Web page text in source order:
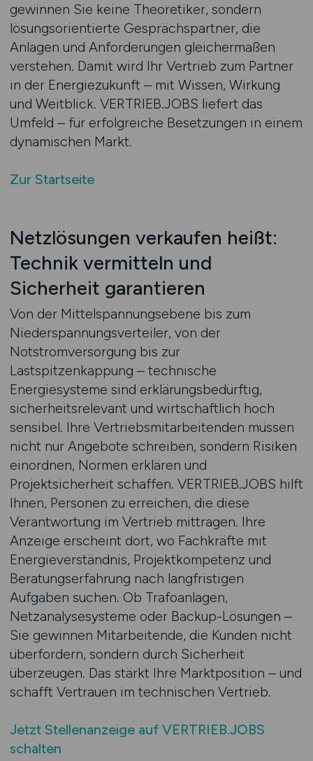
gewinnen Sie keine Theoretiker, sondern
lösungsorientierte Gesprächspartner, die
Anlagen und Anforderungen gleichermaßen
verstehen. Damit wird Ihr Vertrieb zum Partner
in der Energiezukunft – mit Wissen, Wirkung
und Weitblick. VERTRIEB.JOBS liefert das
Umfeld – für erfolgreiche Besetzungen in einem
dynamischen Markt.
Zur Startseite
Netzlösungen verkaufen heißt:
Technik vermitteln und
Sicherheit garantieren
Von der Mittelspannungsebene bis zum
Niederspannungsverteiler, von der
Notstromversorgung bis zur
Lastspitzenkappung – technische
Energiesysteme sind erklärungsbedürftig,
sicherheitsrelevant und wirtschaftlich hoch
sensibel. Ihre Vertriebsmitarbeitenden müssen
nicht nur Angebote schreiben, sondern Risiken
einordnen, Normen erklären und
Projektsicherheit schaffen. VERTRIEB.JOBS hilft
Ihnen, Personen zu erreichen, die diese
Verantwortung im Vertrieb mittragen. Ihre
Anzeige erscheint dort, wo Fachkräfte mit
Energieverständnis, Projektkompetenz und
Beratungserfahrung nach langfristigen
Aufgaben suchen. Ob Trafoanlagen,
Netzanalysesysteme oder Backup-Lösungen –
Sie gewinnen Mitarbeitende, die Kunden nicht
überfordern, sondern durch Sicherheit
überzeugen. Das stärkt Ihre Marktposition – und
schafft Vertrauen im technischen Vertrieb.
Jetzt Stellenanzeige auf VERTRIEB.JOBS
schalten